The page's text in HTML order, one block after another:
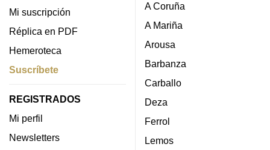
Mi suscripción
Réplica en PDF
Hemeroteca
Suscríbete
REGISTRADOS
Mi perfil
Newsletters
A Coruña
A Mariña
Arousa
Barbanza
Carballo
Deza
Ferrol
Lemos